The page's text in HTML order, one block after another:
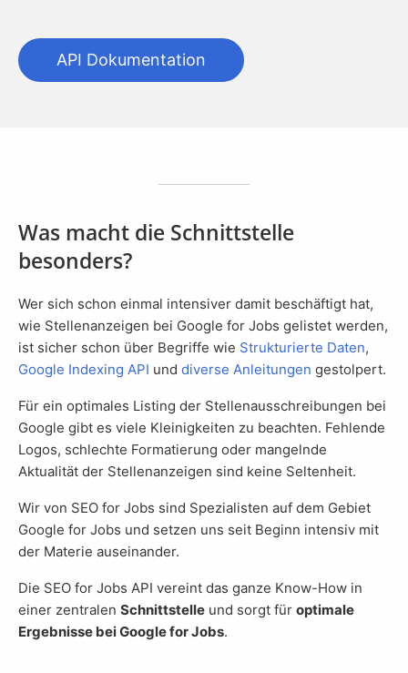
API Dokumentation
Was macht die Schnittstelle
besonders?
Wer sich schon einmal intensiver damit beschäftigt hat,
wie Stellenanzeigen bei Google for Jobs gelistet werden,
ist sicher schon über Begriffe wie Strukturierte Daten,
Google Indexing API und diverse Anleitungen gestolpert.
Für ein optimales Listing der Stellenausschreibungen bei
Google gibt es viele Kleinigkeiten zu beachten. Fehlende
Logos, schlechte Formatierung oder mangelnde
Aktualität der Stellenanzeigen sind keine Seltenheit.
Wir von SEO for Jobs sind Spezialisten auf dem Gebiet
Google for Jobs und setzen uns seit Beginn intensiv mit
der Materie auseinander.
Die SEO for Jobs API vereint das ganze Know-How in
einer zentralen Schnittstelle und sorgt für optimale
Ergebnisse bei Google for Jobs.